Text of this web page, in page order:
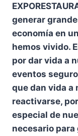
generar
economía en
hemos vivido.
por dar vida a
eventos
que dan vida a
reactivarse,
especial de
necesario